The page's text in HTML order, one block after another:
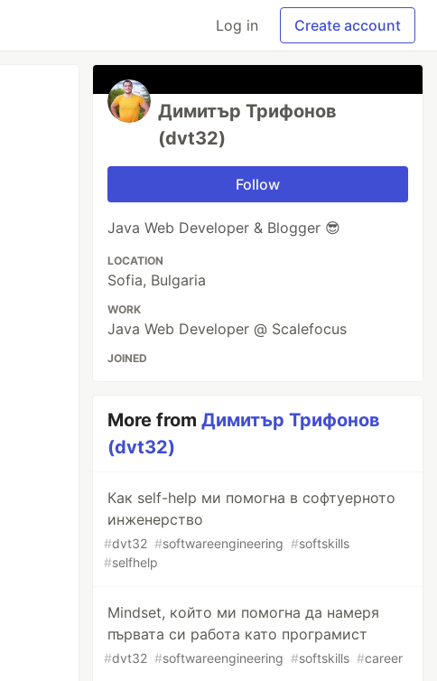
Log in Create account
Димитър Трифонов
(dvt32)
Follow
Java Web Developer & Blogger 😎
LOCATION
Sofia, Bulgaria
WORK
Java Web Developer @ Scalefocus
JOINED
More fromДимитър Трифонов
(dvt32)
Как self-help ми помогна в софтуерното
инженерство
#dvt32 #softwareengineering #softskills
#selfhelp
Mindset, който ми помогна да намеря
първата си работа като програмист
#dvt32 #softwareengineering #softskills #career